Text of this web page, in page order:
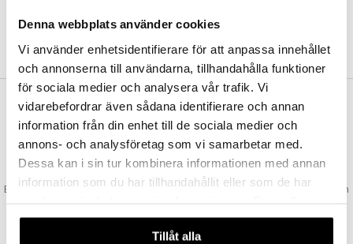
Denna webbplats använder cookies
Vi använder enhetsidentifierare för att anpassa innehållet
och annonserna till användarna, tillhandahålla funktioner
för sociala medier och analysera vår trafik. Vi
vidarebefordrar även sådana identifierare och annan
information från din enhet till de sociala medier och
annons- och analysföretag som vi samarbetar med.
Dessa kan i sin tur kombinera informationen med annan
information som du har tillhandahållit eller som de har
våra cookies vid fortsatt användande av vår webbplats.
Tillåt alla
SKAPA KUND
VAD KOSTAR FRAKTEN?
Vi erbjuder fri frakt från 350 kr. Vår gräns för fraktfri leverans bestäms
utifån vilken avdelning du handlar från. Läs mer här »
SNABBA LEVERANSER
Beställningar lagda före 14:00 (gäller varor i lager) skickas normalt ut från
GODKÄND AV LÄKEMEDELSVERKET